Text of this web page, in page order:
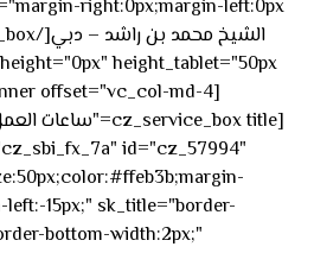
id="cz_57994"
15px;" sk_title="border-
bottom-width:2px;"